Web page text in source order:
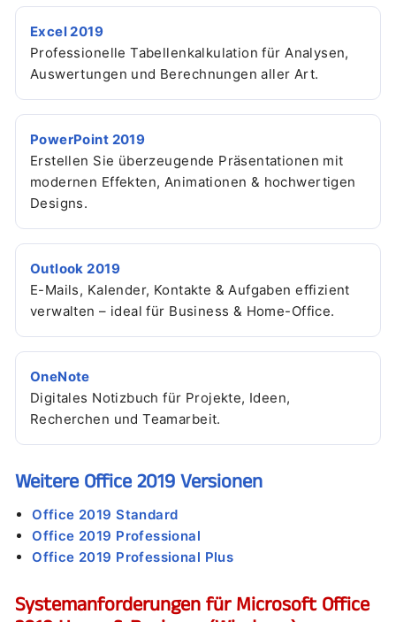
Excel 2019
Professionelle Tabellenkalkulation für Analysen,
Auswertungen und Berechnungen aller Art.
PowerPoint 2019
Erstellen Sie überzeugende Präsentationen mit
modernen Effekten, Animationen & hochwertigen
Designs.
Outlook 2019
E-Mails, Kalender, Kontakte & Aufgaben effizient
verwalten – ideal für Business & Home-Office.
OneNote
Digitales Notizbuch für Projekte, Ideen,
Recherchen und Teamarbeit.
Weitere Office 2019 Versionen
Office 2019 Standard
Office 2019 Professional
Office 2019 Professional Plus
Systemanforderungen für Microsoft Office